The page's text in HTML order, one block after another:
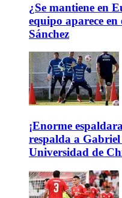
¿Se mantiene en
equipo aparece
Sánchez
¡Enorme
respalda a
Universidad de